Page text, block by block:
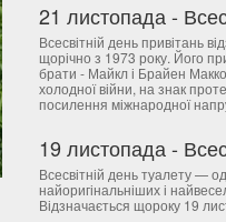
Всесвітній день привітань
щорічно з 1973 року. Його
брати - Майкл і Брайен
холодної війни, на знак
посилення міжнародної
Всесвітній день туалету —
найоригінальніших і
Відзначається щороку 19